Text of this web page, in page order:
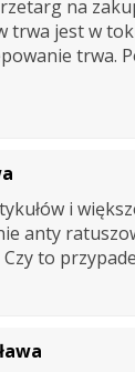
na
trwa jest w
trwa.
i
anty
to